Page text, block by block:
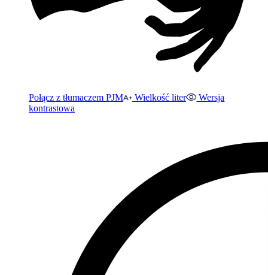
Połącz z tłumaczem PJM Wielkość liter
Wersja
kontrastowa